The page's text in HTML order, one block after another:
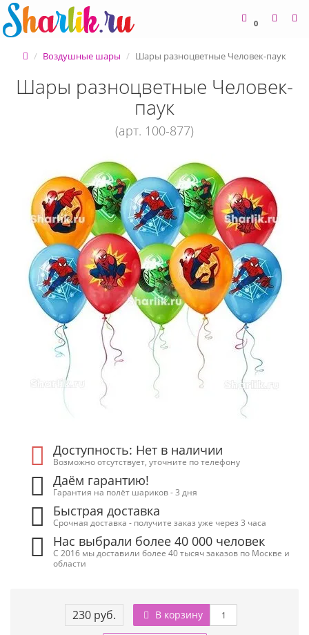
0
Воздушные шары Шары разноцветные Человек-паук
Шары разноцветные Человек-
паук
(арт. 100-877)
Доступность: Нет в наличии
Возможно отсутствует, уточните по телефону
Даём гарантию!
Гарантия на полёт шариков - 3 дня
Быстрая доставка
Срочная доставка - получите заказ уже через 3 часа
Нас выбрали более 40 000 человек
С 2016 мы доставили более 40 тысяч заказов по Москве и
области
230 руб. В корзину